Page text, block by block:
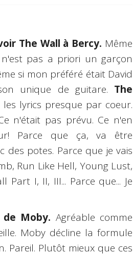
The Wall à Bercy. Même
n'est pas a priori un garçon
si mon préféré était David
unique de guitare. The
les lyrics presque par coeur.
n'était pas prévu. Ce n'en
Parce que ça, va être
des potes. Parce que je vais
Run Like Hell, Young Lust,
I, II, III... Parce que... Je
Moby. Agréable comme
Moby décline la formule
Pareil. Plutôt mieux que ces